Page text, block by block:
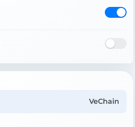
VeChain